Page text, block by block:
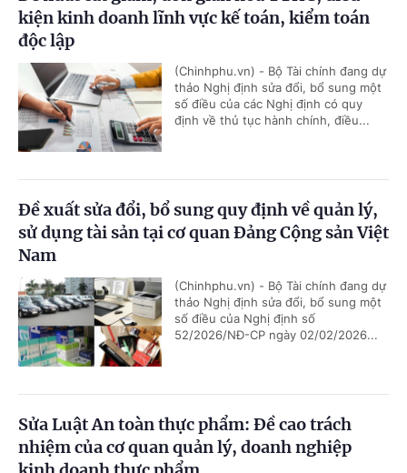
kiện kinh doanh lĩnh vực kế toán, kiểm toán
độc lập
(Chinhphu.vn) - Bộ Tài chính đang dự
thảo Nghị định sửa đổi, bổ sung một
số điều của các Nghị định có quy
định về thủ tục hành chính, điều...
Đề xuất sửa đổi, bổ sung quy định về quản lý,
sử dụng tài sản tại cơ quan Đảng Cộng sản Việt
Nam
(Chinhphu.vn) - Bộ Tài chính đang dự
thảo Nghị định sửa đổi, bổ sung một
số điều của Nghị định số
52/2026/NĐ-CP ngày 02/02/2026...
Sửa Luật An toàn thực phẩm: Đề cao trách
nhiệm của cơ quan quản lý, doanh nghiệp